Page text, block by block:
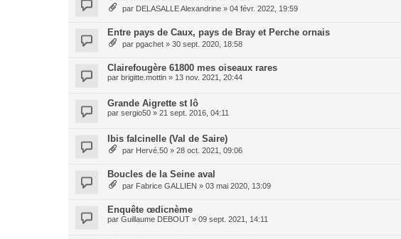
par DELASALLE Alexandrine » 04 févr. 2022, 19:59
Entre pays de Caux, pays de Bray et Perche ornais
par pgachet » 30 sept. 2020, 18:58
Clairefougère 61800 mes oiseaux rares
par brigitte.mottin » 13 nov. 2021, 20:44
Grande Aigrette st lô
par sergio50 » 21 sept. 2016, 04:11
Ibis falcinelle (Val de Saire)
par Hervé.50 » 28 oct. 2021, 09:06
Boucles de la Seine aval
par Fabrice GALLIEN » 03 mai 2020, 13:09
Enquête œdicnème
par Guillaume DEBOUT » 09 sept. 2021, 14:11